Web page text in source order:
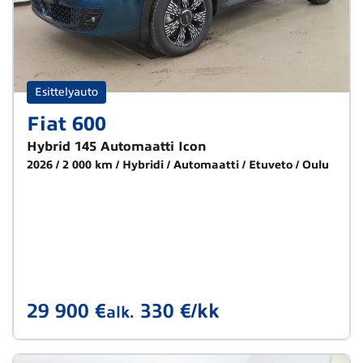
Esittelyauto
Fiat 600
Hybrid 145 Automaatti Icon
2026 2 000 km Hybridi Automaatti Etuveto Oulu
29 900 €alk. 330 €/kk